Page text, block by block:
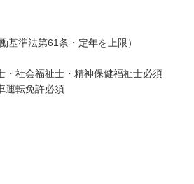
基準法第61条・定年を上限）
・社会福祉士・精神保健福祉士必須
運転免許必須